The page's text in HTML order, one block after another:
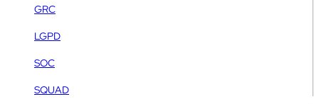
GRC
LGPD
SOC
SQUAD